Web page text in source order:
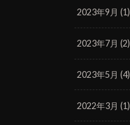
2023年9月 (1)
2023年7月 (2)
2023年5月 (4)
2022年3月 (1)